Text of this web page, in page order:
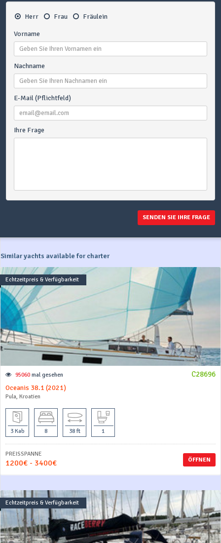
Herr Frau Fräulein
Vorname
Nachname
E-Mail (Pflichtfeld)
Ihre Frage
SENDEN SIE IHRE FRAGE
Similar yachts available for charter
Echtzeitpreis & Verfügbarkeit
C28696
95060 mal gesehen
Oceanis 38.1 (2021)
Pula, Kroatien
3 Kab 8 38 ft 1
ÖFFNEN
PREISSPANNE
1200€ - 3400€
Echtzeitpreis & Verfügbarkeit